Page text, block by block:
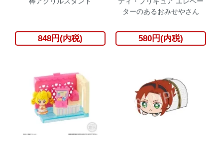
848円(内税)
ターのあるおみせやさん
580円(内税)